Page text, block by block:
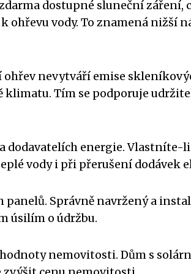
dostupné sluneční záření,
vody. To znamená nižší
nevytváří emise
Tím se podporuje
dodavatelích energie. Vlastníte-
vody i při přerušení dodávek
Správně navržený a
úsilím o údržbu.
nemovitosti. Dům s